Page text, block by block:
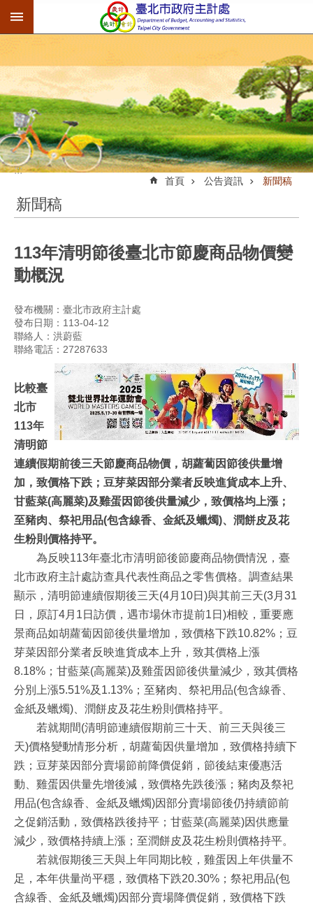
跳到主要內容區塊
:::
首頁 公告資訊 新聞稿
新聞稿
113年清明節後臺北市節慶商品物價變
動概況
發布機關：臺北市政府主計處
發布日期：113-04-12
聯絡人：洪蔚藍
聯絡電話：27287633
比較臺
北市
113年
清明節
連續假期前後三天節慶商品物價，胡蘿蔔因節後供量增
加，致價格下跌；豆芽菜因部分業者反映進貨成本上升、
甘藍菜(高麗菜)及雞蛋因節後供量減少，致價格均上漲；
至豬肉、祭祀用品(包含線香、金紙及蠟燭)、潤餅皮及花
生粉則價格持平。
為反映113年臺北市清明節後節慶商品物價情況，臺
北市政府主計處訪查具代表性商品之零售價格。調查結果
顯示，清明節連續假期後三天(4月10日)與其前三天(3月31
日，原訂4月1日訪價，遇市場休市提前1日)相較，重要應
景商品如胡蘿蔔因節後供量增加，致價格下跌10.82%；豆
芽菜因部分業者反映進貨成本上升，致其價格上漲
8.18%；甘藍菜(高麗菜)及雞蛋因節後供量減少，致其價格
分別上漲5.51%及1.13%；至豬肉、祭祀用品(包含線香、
金紙及蠟燭)、潤餅皮及花生粉則價格持平。
若就期間(清明節連續假期前三十天、前三天與後三
天)價格變動情形分析，胡蘿蔔因供量增加，致價格持續下
跌；豆芽菜因部分賣場節前降價促銷，節後結束優惠活
動、雞蛋因供量先增後減，致價格先跌後漲；豬肉及祭祀
用品(包含線香、金紙及蠟燭)因部分賣場節後仍持續節前
之促銷活動，致價格跌後持平；甘藍菜(高麗菜)因供應量
減少，致價格持續上漲；至潤餅皮及花生粉則價格持平。
若就假期後三天與上年同期比較，雞蛋因上年供量不
足，本年供量尚平穩，致價格下跌20.30%；祭祀用品(包
含線香、金紙及蠟燭)因部分賣場降價促銷，致價格下跌